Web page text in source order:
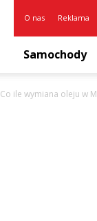
O nas Reklama
Samochody
Co ile wymiana oleju w